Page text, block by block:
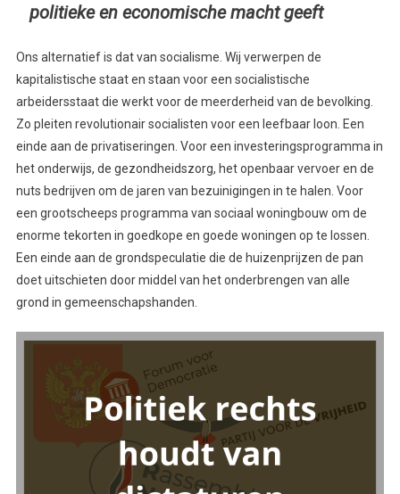
politieke en economische macht geeft
Ons alternatief is dat van socialisme. Wij verwerpen de
kapitalistische staat en staan voor een socialistische
arbeidersstaat die werkt voor de meerderheid van de bevolking.
Zo pleiten revolutionair socialisten voor een leefbaar loon. Een
einde aan de privatiseringen. Voor een investeringsprogramma in
het onderwijs, de gezondheidszorg, het openbaar vervoer en de
nuts bedrijven om de jaren van bezuinigingen in te halen. Voor
een grootscheeps programma van sociaal woningbouw om de
enorme tekorten in goedkope en goede woningen op te lossen.
Een einde aan de grondspeculatie die de huizenprijzen de pan
doet uitschieten door middel van het onderbrengen van alle
grond in gemeenschapshanden.